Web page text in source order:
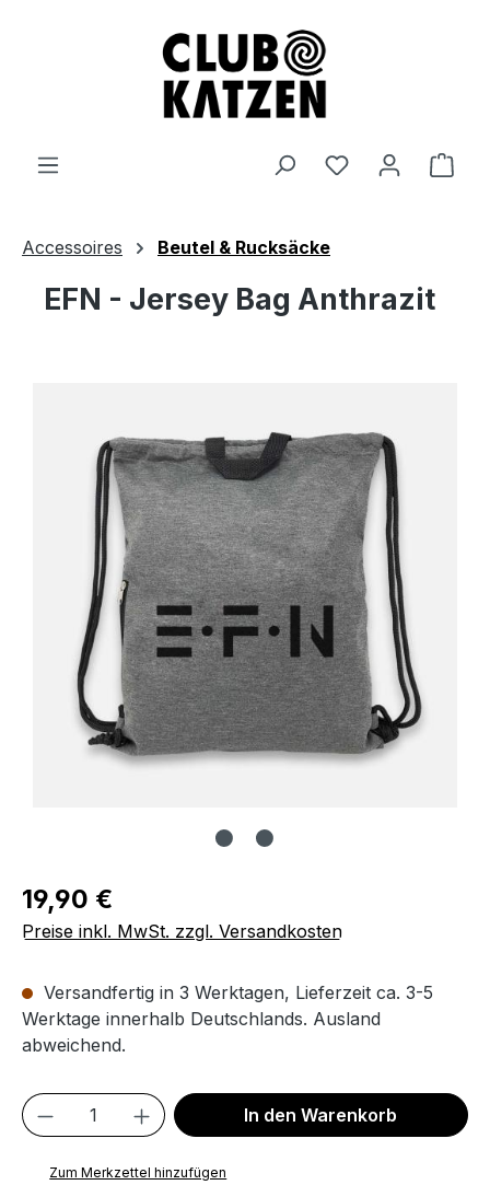
Accessoires Beutel & Rucksäcke
EFN - Jersey Bag Anthrazit
Regulärer Preis:
19,90 €
Preise inkl. MwSt. zzgl. Versandkosten
Versandfertig in 3 Werktagen, Lieferzeit ca. 3-5
Werktage innerhalb Deutschlands. Ausland
abweichend.
Produkt Anzahl: Gib den gewünschten
In den Warenkorb
Zum Merkzettel hinzufügen